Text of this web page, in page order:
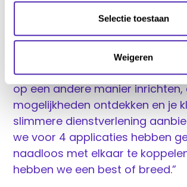
Selectie toestaan
Weigeren
Hees: “In een dergelijk proces is
vaak de beperkende factor. Het
of het ander vaak niet. Maar
software bij elkaar geen
Dat het grenzeloos is? Dan kun
op een andere manier inrichten,
mogelijkheden ontdekken en je
slimmere dienstverlening
we voor 4 applicaties hebben
naadloos met elkaar te
hebben we een best of breed.”